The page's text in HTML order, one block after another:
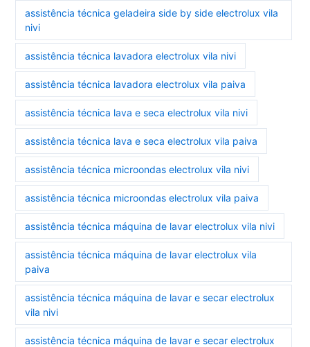
assistência técnica geladeira side by side electrolux vila
nivi
assistência técnica lavadora electrolux vila nivi
assistência técnica lavadora electrolux vila paiva
assistência técnica lava e seca electrolux vila nivi
assistência técnica lava e seca electrolux vila paiva
assistência técnica microondas electrolux vila nivi
assistência técnica microondas electrolux vila paiva
assistência técnica máquina de lavar electrolux vila nivi
assistência técnica máquina de lavar electrolux vila
paiva
assistência técnica máquina de lavar e secar electrolux
vila nivi
assistência técnica máquina de lavar e secar electrolux